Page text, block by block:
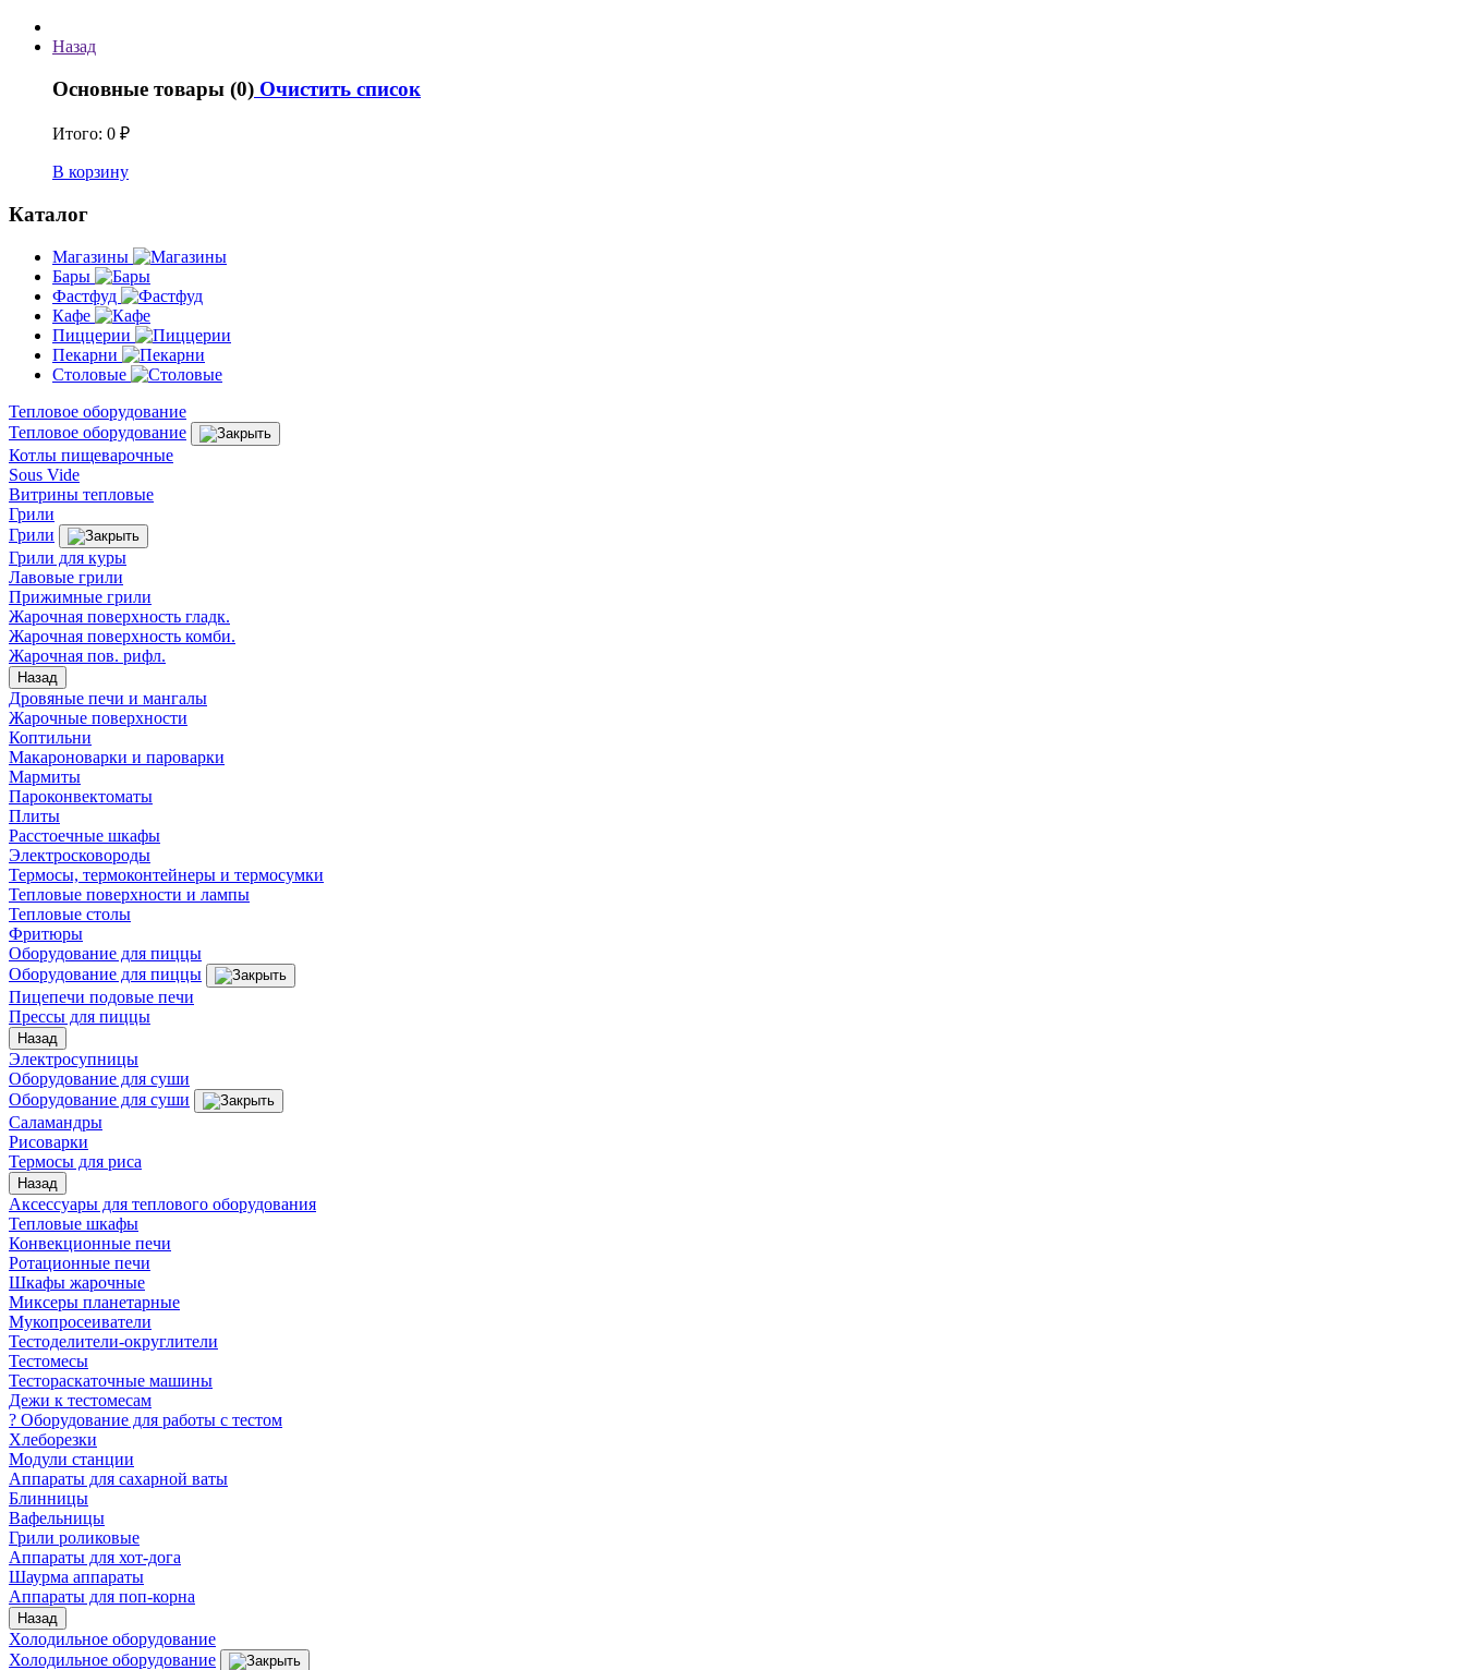
Назад
Основные товары (0) Очистить список
Итого: 0 ₽
В корзину
Каталог
Магазины
Бары
Фастфуд
Кафе
Пиццерии
Пекарни
Столовые
Тепловое оборудование
Тепловое оборудование
Котлы пищеварочные
Sous Vide
Витрины тепловые
Грили
Грили
Грили для куры
Лавовые грили
Прижимные грили
Жарочная поверхность гладк.
Жарочная поверхность комби.
Жарочная пов. рифл.
Назад
Дровяные печи и мангалы
Жарочные поверхности
Коптильни
Макароноварки и пароварки
Мармиты
Пароконвектоматы
Плиты
Расстоечные шкафы
Электросковороды
Термосы, термоконтейнеры и термосумки
Тепловые поверхности и лампы
Тепловые столы
Фритюры
Оборудование для пиццы
Оборудование для пиццы
Пицепечи подовые печи
Прессы для пиццы
Назад
Электросупницы
Оборудование для суши
Оборудование для суши
Саламандры
Рисоварки
Термосы для риса
Назад
Аксессуары для теплового оборудования
Тепловые шкафы
Конвекционные печи
Ротационные печи
Шкафы жарочные
Миксеры планетарные
Мукопросеиватели
Тестоделители-округлители
Тестомесы
Тестораскаточные машины
Дежи к тестомесам
? Оборудование для работы с тестом
Хлеборезки
Модули станции
Аппараты для сахарной ваты
Блинницы
Вафельницы
Грили роликовые
Аппараты для хот-дога
Шаурма аппараты
Аппараты для поп-корна
Назад
Холодильное оборудование
Холодильное оборудование